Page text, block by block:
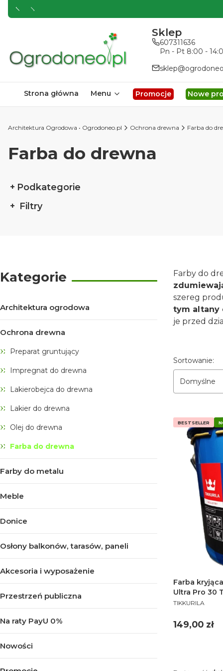
Sklep
607311636
Pn - Pt 8:00 -
Strona główna Menu Promocje Nowe
Architektura Ogrodowa • Ogrodoneo.pl Ochrona drewna Farba do
Farba do drewna
Podkategorie
Filtry
Kategorie
Architektura ogrodowa
Ochrona drewna
Preparat gruntujący
Impregnat do drewna
Lakierobejca do drewna
Lakier do drewna
Olej do drewna
Farba do drewna
Farby do metalu
Meble
Donice
Osłony balkonów, tarasów, paneli
Akcesoria i wyposażenie
Przestrzeń publiczna
Na raty PayU 0%
Nowości
Farby do
szereg
tym altany
je przed
Lista
Sortowanie:
Domyślne
BESTSELLER
Farba
Ultra Pro 30
PRODUCENT
TIKKURILA
Cena
149,00 zł